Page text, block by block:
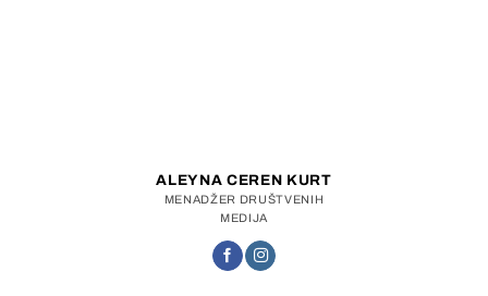
ALEYNA CEREN KURT
MENADŽER DRUŠTVENIH
MEDIJA